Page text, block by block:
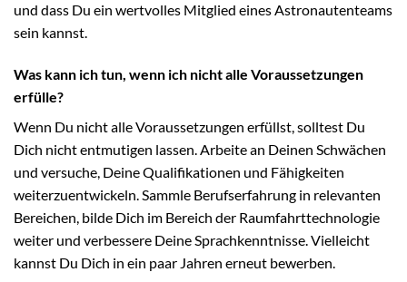
und dass Du ein wertvolles Mitglied eines Astronautenteams
sein kannst.
Was kann ich tun, wenn ich nicht alle Voraussetzungen
erfülle?
Wenn Du nicht alle Voraussetzungen erfüllst, solltest Du
Dich nicht entmutigen lassen. Arbeite an Deinen Schwächen
und versuche, Deine Qualifikationen und Fähigkeiten
weiterzuentwickeln. Sammle Berufserfahrung in relevanten
Bereichen, bilde Dich im Bereich der Raumfahrttechnologie
weiter und verbessere Deine Sprachkenntnisse. Vielleicht
kannst Du Dich in ein paar Jahren erneut bewerben.